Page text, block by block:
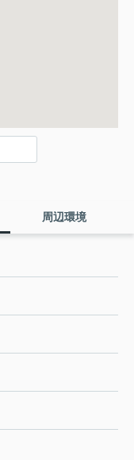
周辺環境